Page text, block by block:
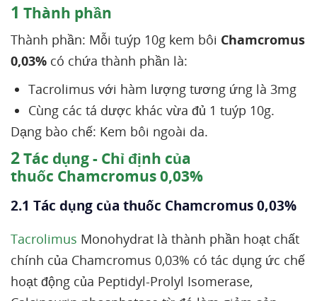
1 Thành phần
Thành phần: Mỗi tuýp 10g kem bôi Chamcromus
0,03% có chứa thành phần là:
Tacrolimus với hàm lượng tương ứng là 3mg
Cùng các tá dược khác vừa đủ 1 tuýp 10g.
Dạng bào chế: Kem bôi ngoài da.
2Tác dụng - Chỉ định của
thuốc Chamcromus 0,03%
2.1 Tác dụng của thuốc Chamcromus 0,03%
Tacrolimus Monohydrat là thành phần hoạt chất
chính của Chamcromus 0,03% có tác dụng ức chế
hoạt động của Peptidyl-Prolyl Isomerase,